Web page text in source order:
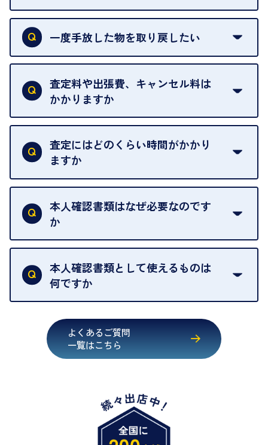
申し訳ありませんが、現在はご来店の予約は承って
おりません。
を整えておりますので、お好きな時にお越しくださ
い。
お急ぎの場合はスタッフに一言お声がけください。
可能な限り、迅速に対応させていただきます。
一度手放した物を取り戻したい
当店は質店ではありませんので、買い取ったお品物
は基本的に販売へと回されます。買い戻しはできま
せんので、ご了承ください。
グオフが可能です。
契約破棄という形で、お品物をお戻しすることがで
きます。
売却当日を含む8日間のうちに、お気軽にお申し出
出張買取のお品物は、8日間保管しております。
査定料や出張費、キャンセル料は
かかりますか
一切いただいておりません。査定金額にご納得いた
だけない場合は、その場でお断りいただいても問題
ございません。お気軽にご相談ください。
査定にはどのくらい時間がかかり
ますか
お品物の内容や点数によって異なりますが、店頭買
取の場合は1点あたり数分程度が目安です。大量の
お品物の場合は、お時間をいただくことがございま
本人確認書類はなぜ必要なのです
か
買取店は古物営業法により、お客様のご本人確認を
行うことが義務付けられています。安心してお取引
いただくためにも、ご協力をお願いいたします。
本人確認書類として使えるものは
何ですか
・健康保険証確認書
・マイナンバーカード
・在留カード
・旧パスポート
※原則として「公的機関が発行し、氏名、住所、生
よくあるご質問
一覧はこちら